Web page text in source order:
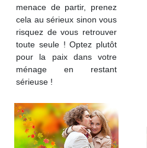
menace de partir, prenez
cela au sérieux sinon vous
risquez de vous retrouver
toute seule ! Optez plutôt
pour la paix dans votre
ménage en restant
sérieuse !